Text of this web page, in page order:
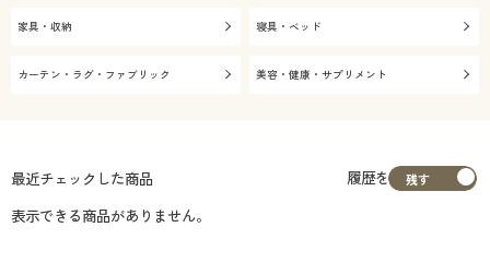
家具・収納 寝具・ベッド
カーテン・ラグ・ファブリック 美容・健康・サプリメント
最近チェックした商品
履歴を
表示できる商品がありません。